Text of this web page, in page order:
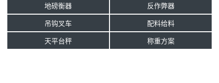
地磅衡器
反作弊器
吊钩叉车
配料给料
天平台秤
称重方案